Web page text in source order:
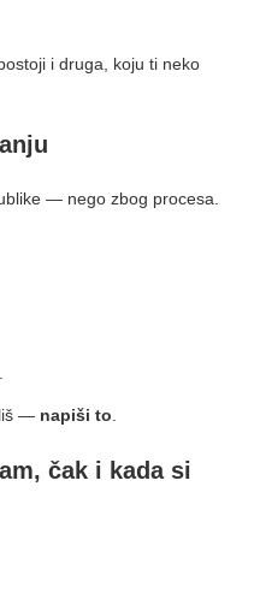
i druga, koju ti neko
— nego zbog procesa.
— napiši to
čak i kada si